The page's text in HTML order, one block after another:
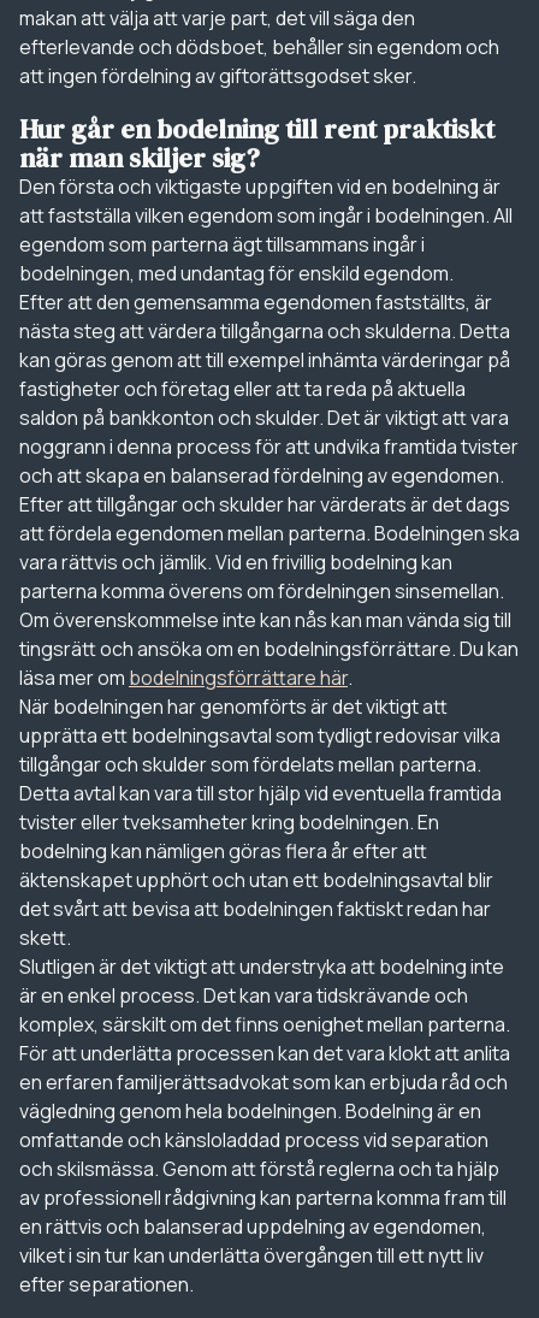
makan att välja att varje part, det vill säga den
efterlevande och dödsboet, behåller sin egendom och
att ingen fördelning av giftorättsgodset sker.
Hur går en bodelning till rent praktiskt
när man skiljer sig?
Den första och viktigaste uppgiften vid en bodelning är
att fastställa vilken egendom som ingår i bodelningen. All
egendom som parterna ägt tillsammans ingår i
bodelningen, med undantag för enskild egendom.
Efter att den gemensamma egendomen fastställts, är
nästa steg att värdera tillgångarna och skulderna. Detta
kan göras genom att till exempel inhämta värderingar på
fastigheter och företag eller att ta reda på aktuella
saldon på bankkonton och skulder. Det är viktigt att vara
noggrann i denna process för att undvika framtida tvister
och att skapa en balanserad fördelning av egendomen.
Efter att tillgångar och skulder har värderats är det dags
att fördela egendomen mellan parterna. Bodelningen ska
vara rättvis och jämlik. Vid en frivillig bodelning kan
parterna komma överens om fördelningen sinsemellan.
Om överenskommelse inte kan nås kan man vända sig till
tingsrätt och ansöka om en bodelningsförrättare. Du kan
läsa mer om bodelningsförrättare här.
När bodelningen har genomförts är det viktigt att
upprätta ett bodelningsavtal som tydligt redovisar vilka
tillgångar och skulder som fördelats mellan parterna.
Detta avtal kan vara till stor hjälp vid eventuella framtida
tvister eller tveksamheter kring bodelningen. En
bodelning kan nämligen göras flera år efter att
äktenskapet upphört och utan ett bodelningsavtal blir
det svårt att bevisa att bodelningen faktiskt redan har
skett.
Slutligen är det viktigt att understryka att bodelning inte
är en enkel process. Det kan vara tidskrävande och
komplex, särskilt om det finns oenighet mellan parterna.
För att underlätta processen kan det vara klokt att anlita
en erfaren familjerättsadvokat som kan erbjuda råd och
vägledning genom hela bodelningen. Bodelning är en
omfattande och känsloladdad process vid separation
och skilsmässa. Genom att förstå reglerna och ta hjälp
av professionell rådgivning kan parterna komma fram till
en rättvis och balanserad uppdelning av egendomen,
vilket i sin tur kan underlätta övergången till ett nytt liv
efter separationen.